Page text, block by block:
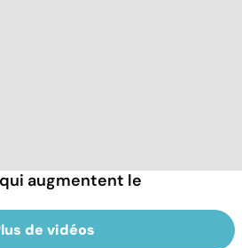
augmentent le
de vidéos